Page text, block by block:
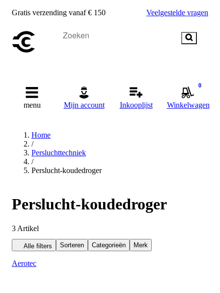
Gratis verzending vanaf € 150 Veelgestelde vragen
menu Mijn account Inkooplijst
0
Winkelwagen
Home
/
Persluchttechniek
/
Perslucht-koudedroger
Perslucht-koudedroger
3 Artikel
Alle filters Sorteren Categorieën Merk
Aerotec